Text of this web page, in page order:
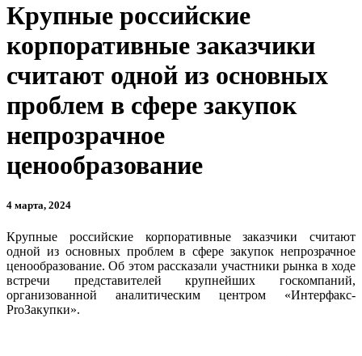
Крупные российские
корпоративные заказчики
считают одной из основных
проблем в сфере закупок
непрозрачное
ценообразование
4 марта, 2024
Крупные российские корпоративные заказчики считают
одной из основных проблем в сфере закупок непрозрачное
ценообразование. Об этом рассказали участники рынка в ходе
встречи представителей крупнейших госкомпаний,
организованной аналитическим центром «Интерфакс-
ProЗакупки».